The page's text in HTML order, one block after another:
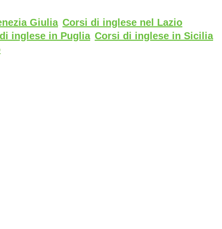
Giulia Corsi di inglese nel Lazio
inglese in Puglia Corsi di inglese in Sicilia